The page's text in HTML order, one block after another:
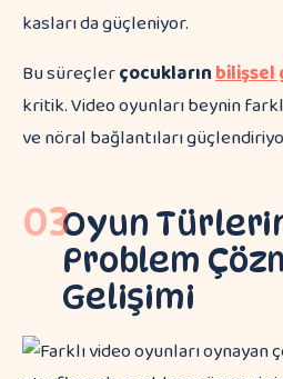
kasları da güçleniyor.
Bu süreçlerçocuklarınbilişsel
kritik. Video oyunları beynin
ve nöral bağlantıları
03Oyun
Problem
Gelişimi